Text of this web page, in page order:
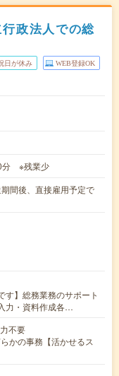
政法人での総
日が休み WEB登録OK
分 ※残業少
間後、直接雇用予定で
す】総務業務のサポート
力・資料作成各…
不要
かの事務【活かせるス